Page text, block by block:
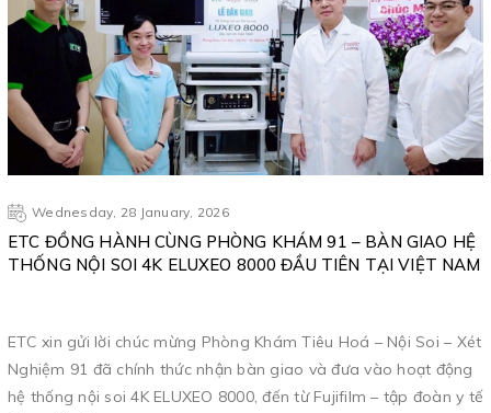
Wednesday, 28 January, 2026
ETC ĐỒNG HÀNH CÙNG PHÒNG KHÁM 91 – BÀN GIAO HỆ
THỐNG NỘI SOI 4K ELUXEO 8000 ĐẦU TIÊN TẠI VIỆT NAM
ETC xin gửi lời chúc mừng Phòng Khám Tiêu Hoá – Nội Soi – Xét
Nghiệm 91 đã chính thức nhận bàn giao và đưa vào hoạt động
hệ thống nội soi 4K ELUXEO 8000, đến từ Fujifilm – tập đoàn y tế